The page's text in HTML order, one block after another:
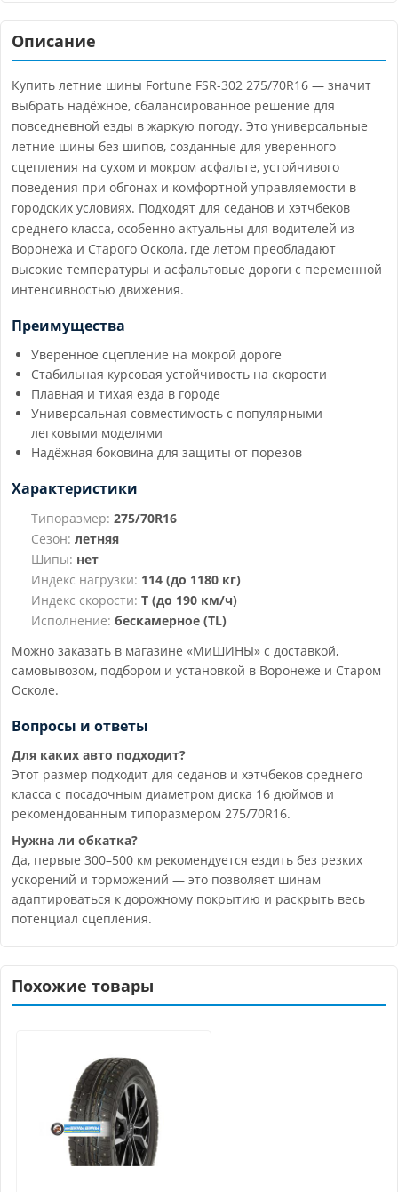
Описание
Купить летние шины Fortune FSR-302 275/70R16 — значит
выбрать надёжное, сбалансированное решение для
повседневной езды в жаркую погоду. Это универсальные
летние шины без шипов, созданные для уверенного
сцепления на сухом и мокром асфальте, устойчивого
поведения при обгонах и комфортной управляемости в
городских условиях. Подходят для седанов и хэтчбеков
среднего класса, особенно актуальны для водителей из
Воронежа и Старого Оскола, где летом преобладают
высокие температуры и асфальтовые дороги с переменной
интенсивностью движения.
Преимущества
Уверенное сцепление на мокрой дороге
Стабильная курсовая устойчивость на скорости
Плавная и тихая езда в городе
Универсальная совместимость с популярными
легковыми моделями
Надёжная боковина для защиты от порезов
Характеристики
Типоразмер: 275/70R16
Сезон: летняя
Шипы: нет
Индекс нагрузки: 114 (до 1180 кг)
Индекс скорости: T (до 190 км/ч)
Исполнение: бескамерное (TL)
Можно заказать в магазине «МиШИНЫ» с доставкой,
самовывозом, подбором и установкой в Воронеже и Старом
Осколе.
Вопросы и ответы
Для каких авто подходит?
Этот размер подходит для седанов и хэтчбеков среднего
класса с посадочным диаметром диска 16 дюймов и
рекомендованным типоразмером 275/70R16.
Нужна ли обкатка?
Да, первые 300–500 км рекомендуется ездить без резких
ускорений и торможений — это позволяет шинам
адаптироваться к дорожному покрытию и раскрыть весь
потенциал сцепления.
Похожие товары